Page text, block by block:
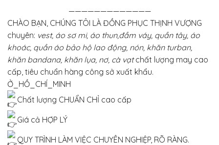
—————————————
CHÀO BẠN, CHÚNG TÔI LÀ ĐỒNG PHỤC THỊNH VƯỢNG
chuyên: vest, áo sơ mi, áo thun,đầm váy, quần tây, áo
khoác, quần áo bảo hộ lao động, nón, khăn turban,
khăn bandana, khăn lụa, nơ, cà vạtchất lượng may cao
cấp, tiêu chuẩn hàng công sở xuất khẩu.
Ở_HỒ_CHÍ_MINH
Chất lượng CHUẨN CHỈ cao cấp
Giá cả HỢP LÝ
QUY TRÌNH LÀM VIỆC CHUYÊN NGHIỆP, RÕ RÀNG.